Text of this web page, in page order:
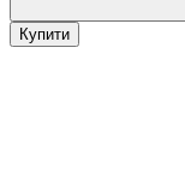
Купити